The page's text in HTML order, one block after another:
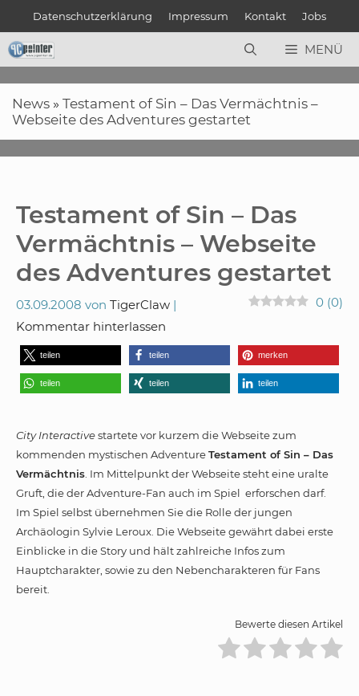
springen
Datenschutzerklärung Impressum Kontakt Jobs
MENÜ
News » Testament of Sin – Das Vermächtnis –
Webseite des Adventures gestartet
Testament of Sin – Das
Vermächtnis – Webseite
des Adventures gestartet
03.09.2008 von TigerClaw 0 (0)
Kommentar hinterlassen
teilen teilen merken
teilen teilen teilen
City Interactivestartete vor kurzem die Webseite zum
kommenden mystischen AdventureTestament of Sin – Das
Vermächtnis . Im Mittelpunkt der Webseite steht eine uralte
Gruft, die der Adventure-Fan auch im Spiel erforschen darf.
Im Spiel selbst übernehmen Sie die Rolle der jungen
Archäologin Sylvie Leroux. Die Webseite gewährt dabei erste
Einblicke in die Story und hält zahlreiche Infos zum
Hauptcharakter, sowie zu den Nebencharakteren für Fans
bereit.
Bewerte diesen Artikel